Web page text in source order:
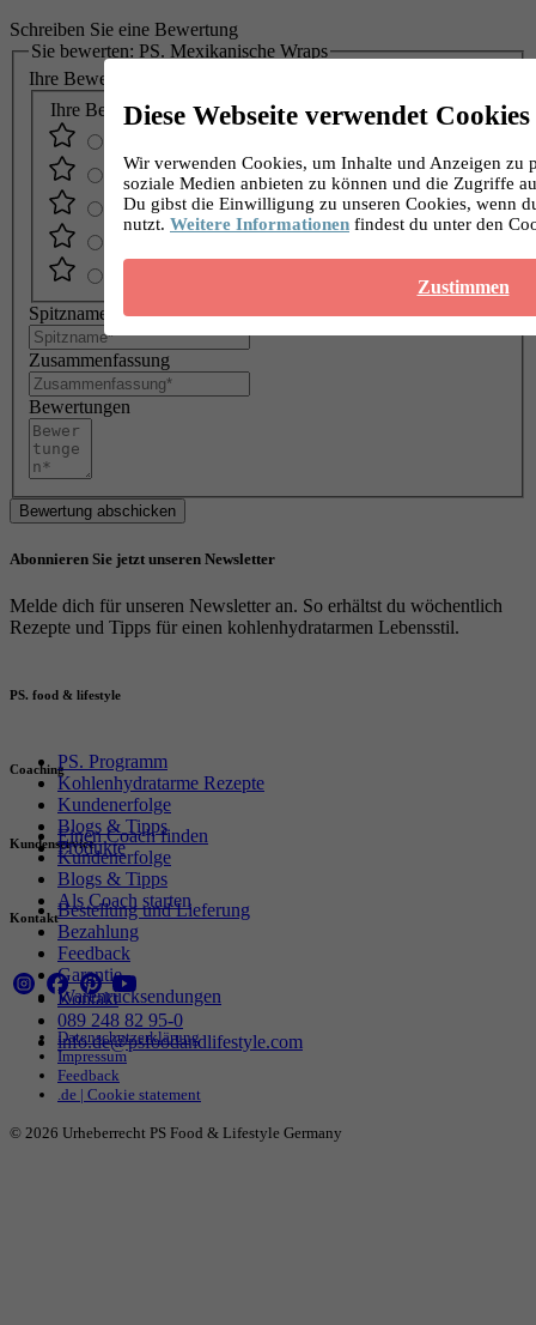
Diese Webseite verwendet Cookies
Wir verwenden Cookies, um Inhalte und Anzeigen zu
soziale Medien anbieten zu können und die Zugriffe
Du gibst die Einwilligung zu unseren Cookies, wenn
nutzt. Weitere Informationen findest du unter den
Zustimmen
Schreiben Sie eine Bewertung
Sie bewerten: PS. Mexikanische Wraps
Ihre Bewertung:
Ihre Bewertung:
Spitzname
Zusammenfassung
Bewertungen
Bewertung abschicken
Abonnieren Sie jetzt unseren Newsletter
Melde dich für unseren Newsletter an. So erhältst du wöchentlich
Rezepte und Tipps für einen kohlenhydratarmen Lebensstil.
PS. food & lifestyle
PS. Programm
Kohlenhydratarme Rezepte
Kundenerfolge
Blogs & Tipps
Produkte
Coaching
Einen Coach finden
Kundenerfolge
Blogs & Tipps
Als Coach starten
Kundenservice
Bestellung und Lieferung
Bezahlung
Feedback
Garantie
Warenrücksendungen
Kontakt
Kontakt
089 248 82 95-0
info.de@psfoodandlifestyle.com
Datenschutzerklärung
Impressum
Feedback
.de | Cookie statement
© 2026 Urheberrecht PS Food & Lifestyle Germany